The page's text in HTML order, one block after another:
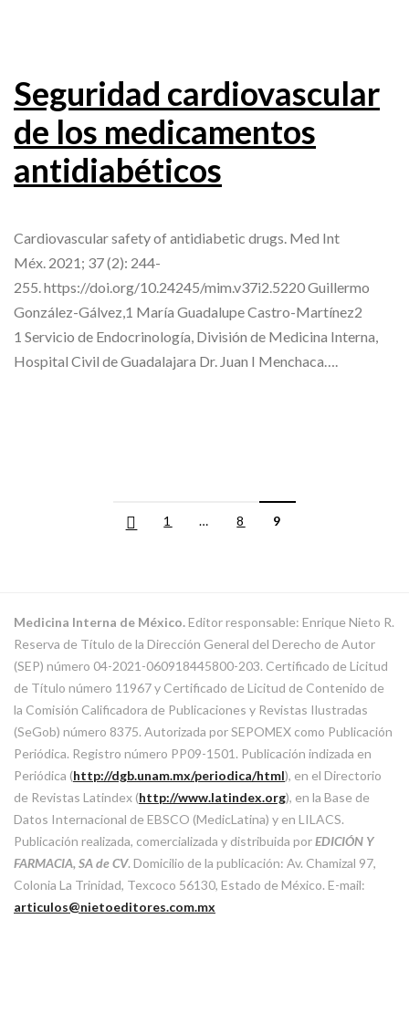
Seguridad cardiovascular
de los medicamentos
antidiabéticos
Cardiovascular safety of antidiabetic drugs. Med Int
Méx. 2021; 37 (2): 244-
255. https://doi.org/10.24245/mim.v37i2.5220 Guillermo
González-Gálvez,1 María Guadalupe Castro-Martínez2
1 Servicio de Endocrinología, División de Medicina Interna,
Hospital Civil de Guadalajara Dr. Juan I Menchaca….
1 … 8 9
Medicina Interna de México.Editor responsable: Enrique Nieto R.
Reserva de Título de la Dirección General del Derecho de Autor
(SEP) número 04-2021-060918445800-203. Certificado de Licitud
de Título número 11967 y Certificado de Licitud de Contenido de
la Comisión Calificadora de Publicaciones y Revistas Ilustradas
(SeGob) número 8375. Autorizada por SEPOMEX como Publicación
Periódica. Registro número PP09-1501. Publicación indizada en
Periódica (http://dgb.unam.mx/periodica/html), en el Directorio
de Revistas Latindex (http://www.latindex.org), en la Base de
Datos Internacional de EBSCO (MedicLatina) y en LILACS.
Publicación realizada, comercializada y distribuida porEDICIÓN Y
FARMACIA, SA de CV. Domicilio de la publicación: Av. Chamizal 97,
Colonia La Trinidad, Texcoco 56130, Estado de México. E-mail:
articulos@nietoeditores.com.mx